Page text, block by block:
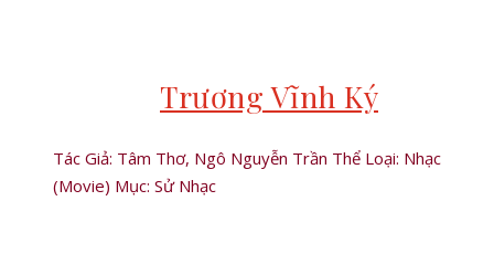
Trương Vĩnh Ký
Tác Giả: Tâm Thơ, Ngô Nguyễn Trần Thể Loại: Nhạc
(Movie) Mục: Sử Nhạc